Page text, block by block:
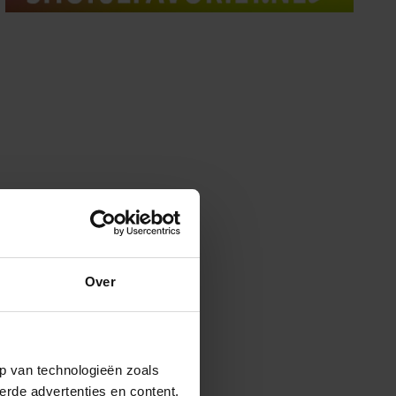
Over
van technologieën zoals
advertenties en content,